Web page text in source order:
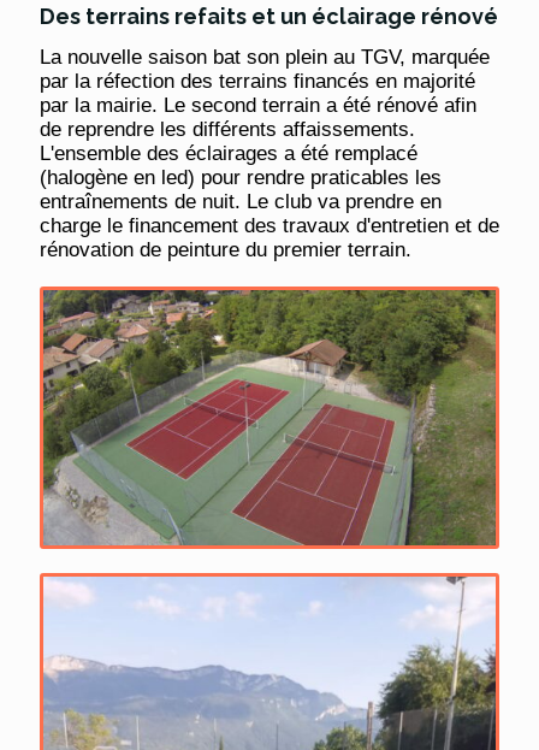
Des terrains refaits et un éclairage rénové
La nouvelle saison bat son plein au TGV, marquée
par la réfection des terrains financés en majorité
par la mairie. Le second terrain a été rénové afin
de reprendre les différents affaissements.
L'ensemble des éclairages a été remplacé
(halogène en led) pour rendre praticables les
entraînements de nuit. Le club va prendre en
charge le financement des travaux d'entretien et de
rénovation de peinture du premier terrain.